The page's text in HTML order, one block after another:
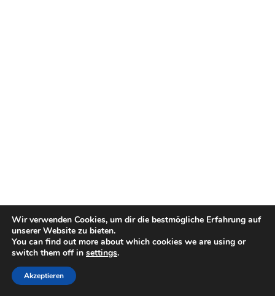
Wir verwenden Cookies, um dir die bestmögliche Erfahrung auf
unserer Website zu bieten.
You can find out more about which cookies we are using or
switch them off in settings.
Akzeptieren